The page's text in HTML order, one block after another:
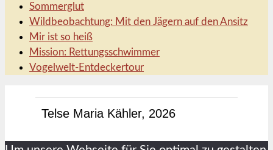
Sommerglut
Wildbeobachtung: Mit den Jägern auf den Ansitz
Mir ist so heiß
Mission: Rettungsschwimmer
Vogelwelt-Entdeckertour
Telse Maria Kähler, 2026